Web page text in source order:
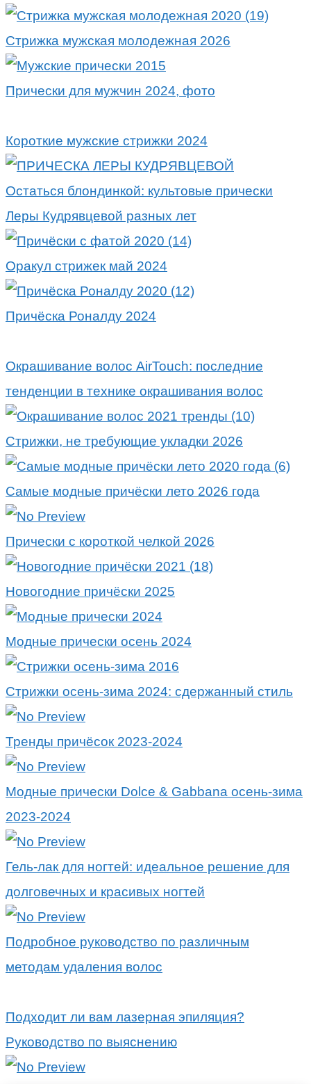
Стрижка мужская молодежная 2026
Прически для мужчин 2024, фото
Короткие мужские стрижки 2024
Остаться блондинкой: культовые прически
Леры Кудрявцевой разных лет
Оракул стрижек май 2024
Причёска Роналду 2024
Окрашивание волос AirTouch: последние
тенденции в технике окрашивания волос
Стрижки, не требующие укладки 2026
Самые модные причёски лето 2026 года
Прически с короткой челкой 2026
Новогодние причёски 2025
Модные прически осень 2024
Стрижки осень-зима 2024: сдержанный стиль
Тренды причёсок 2023-2024
Модные прически Dolce & Gabbana осень-зима
2023-2024
Гель-лак для ногтей: идеальное решение для
долговечных и красивых ногтей
Подробное руководство по различным
методам удаления волос
Подходит ли вам лазерная эпиляция?
Руководство по выяснению